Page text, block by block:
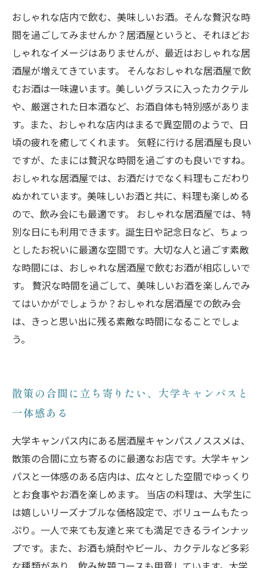
おしゃれな店内で飲む、美味しいお酒。そんな贅沢な時
間を過ごしてみませんか？居酒屋というと、それほどお
しゃれなイメージはありませんが、最近はおしゃれな居
酒屋が増えてきています。 そんなおしゃれな居酒屋で飲
むお酒は一味違います。美しいグラスに入ったカクテル
や、厳選された日本酒など、お酒自体も特別感がありま
す。また、おしゃれな店内はまるで異空間のようで、日
頃の疲れを癒してくれます。 気軽に行ける居酒屋も良い
ですが、たまには贅沢な時間を過ごすのも良いですね。
おしゃれな居酒屋では、お酒だけでなく料理もこだわり
ぬかれています。美味しいお酒と共に、料理も楽しめる
ので、飲み会にも最適です。 おしゃれな居酒屋では、特
別な日にも利用できます。誕生日や記念日など、ちょっ
としたお祝いに最適な空間です。大切な人と過ごす素敵
な時間には、おしゃれな居酒屋で飲むお酒が相応しいで
す。 贅沢な時間を過ごして、美味しいお酒を楽しんでみ
てはいかがでしょうか？おしゃれな居酒屋での飲み会
は、きっと思い出に残る素敵な時間になることでしょ
う。
散策の合間に立ち寄りたい、大学キャンパスと
一体感ある
大学キャンパス内にある居酒屋キャンパスノススメは、
散策の合間に立ち寄るのに最適なお店です。大学キャン
パスと一体感のある店内は、広々とした空間でゆっくり
とお食事やお酒を楽しめます。 当店の料理は、大学生に
は嬉しいリーズナブルな価格設定で、ボリュームもたっ
ぷり。一人で来ても友達と来ても満足できるラインナッ
プです。また、お酒も焼酎やビール、カクテルなど多彩